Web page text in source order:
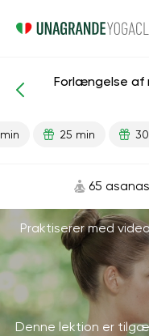
Færdiglavede
Forlængelse af
25 min
65 asanas
Praktiserer med
Denne lektion er